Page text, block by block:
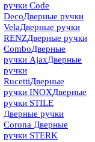
ручки Code
DecoДверные ручки
VelaДверные ручки
RENZДверные ручки
ComboДверные
ручки AjaxДверные
ручки
RucettiДверные
ручки INOXДверные
ручки STILE
Дверные ручки
Corona Дверные
ручки STERK